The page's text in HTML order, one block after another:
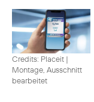
Credits: Placeit |
Montage, Ausschnitt
bearbeitet